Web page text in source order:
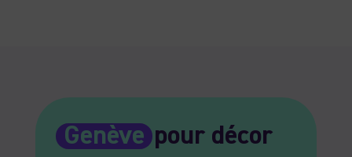
Genèvepour décor